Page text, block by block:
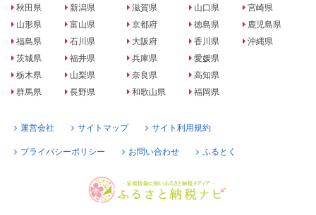
秋田県
山形県
福島県
茨城県
栃木県
群馬県
新潟県
富山県
石川県
福井県
山梨県
長野県
滋賀県
京都府
大阪府
兵庫県
奈良県
和歌山県
山口県
徳島県
香川県
愛媛県
高知県
福岡県
宮崎県
鹿児島県
沖縄県
運営会社 サイトマップ サイト利用規約
プライバシーポリシー お問い合わせ ふるとく